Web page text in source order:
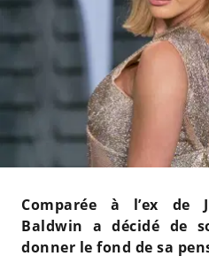
Comparée à l’ex de
Baldwin a décidé de
donner le fond de sa